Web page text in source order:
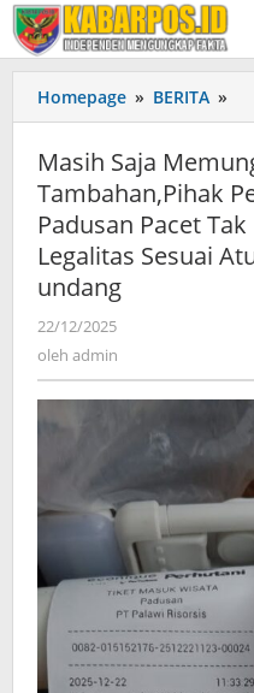
Lewati
ke
konten
Homepage » BERITA »
Masih Saja
Tambahan,Pihak
Padusan Pacet
Legalitas Sesuai
undang
22/12/2025
oleh admin